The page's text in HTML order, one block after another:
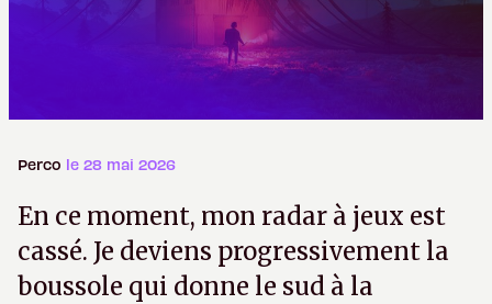
Perco le 28 mai 2026
En ce moment, mon radar à jeux est
cassé. Je deviens progressivement la
boussole qui donne le sud à la